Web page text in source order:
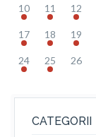
10 11 12
17 18 19
24 25 26
CATEGORII